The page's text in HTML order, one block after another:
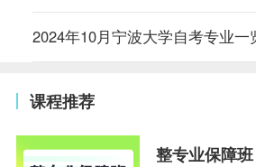
2024年10月宁波大学自考专业一
课程推荐
整专业保障班